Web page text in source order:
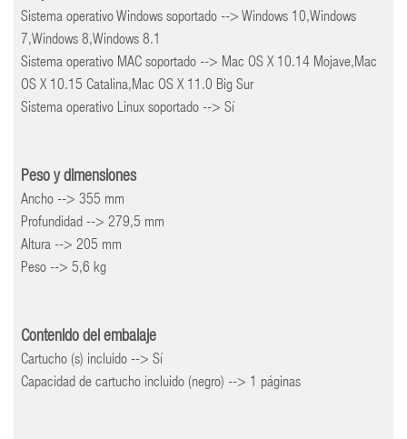
Sistema operativo Windows soportado --> Windows 10,Windows
7,Windows 8,Windows 8.1
Sistema operativo MAC soportado --> Mac OS X 10.14 Mojave,Mac
OS X 10.15 Catalina,Mac OS X 11.0 Big Sur
Sistema operativo Linux soportado --> Sí
Peso y dimensiones
Ancho --> 355 mm
Profundidad --> 279,5 mm
Altura --> 205 mm
Peso --> 5,6 kg
Contenido del embalaje
Cartucho (s) incluido --> Sí
Capacidad de cartucho incluido (negro) --> 1 páginas